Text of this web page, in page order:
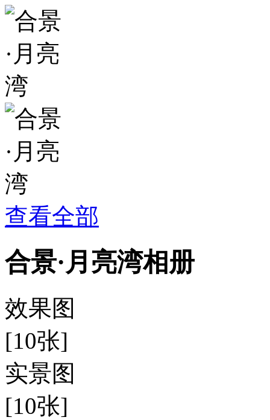
查看全部
合景·月亮湾相册
效果图
[10张]
实景图
[10张]